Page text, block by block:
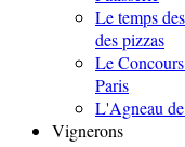
Le temps
des pizzas
Le
Paris
L'Agneau
Vignerons